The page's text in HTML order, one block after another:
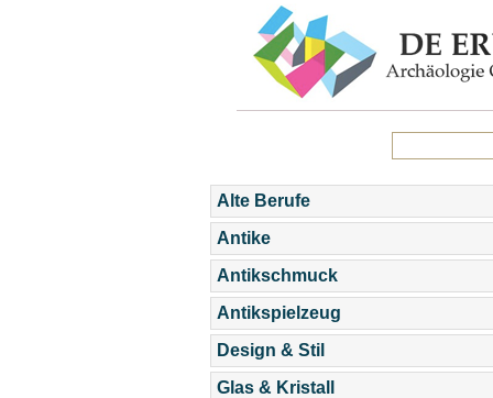
Alte Berufe
Antike
Antikschmuck
Antikspielzeug
Design & Stil
Glas & Kristall